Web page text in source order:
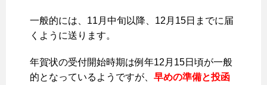
一般的には、11月中旬以降、12月15日までに届
くように送ります。
年賀状の受付開始時期は例年12月15日頃が一般
的となっているようですが、 早めの準備と投函